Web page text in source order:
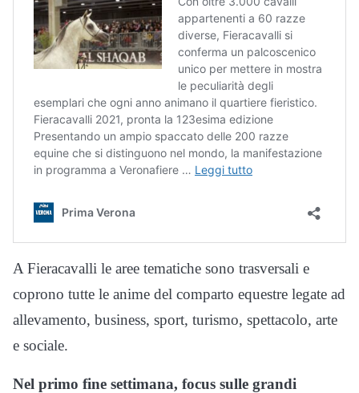
A Fieracavalli le aree tematiche sono trasversali e
coprono tutte le anime del comparto equestre legate ad
allevamento, business, sport, turismo, spettacolo, arte
e sociale.
Nel primo fine settimana, focus sulle grandi